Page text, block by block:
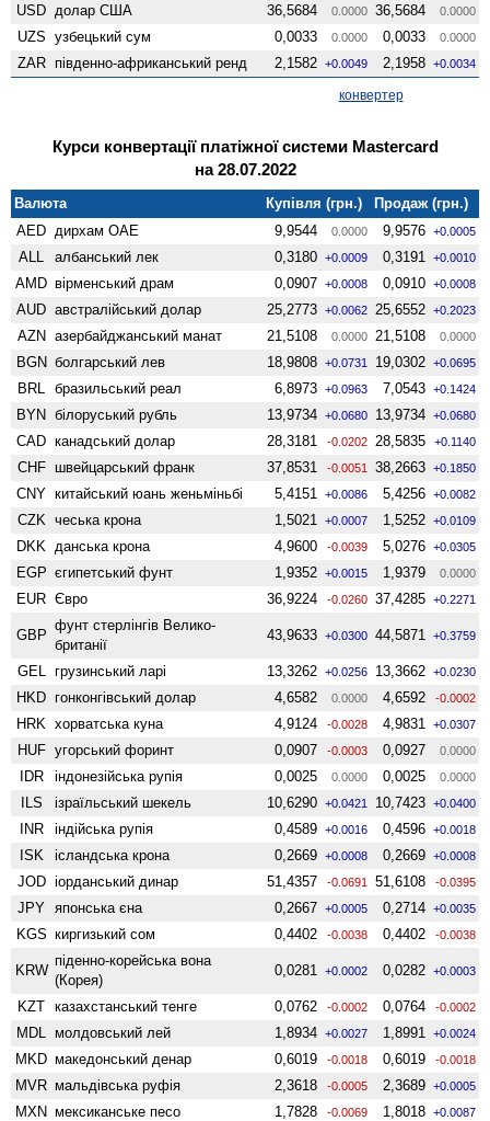
USD долар США 36,5684 0.0000 36,5684 0.0000
UZS узбецький сум 0,0033 0.0000 0,0033 0.0000
ZAR південно-африканський ренд 2,1582 +0.0049 2,1958 +0.0034
конвертер
Курси конвертації платіжної системи Mastercard
на 28.07.2022
Валюта Купівля (грн.)
Продаж (грн.)
AED дирхам ОАЕ 9,9544 0.0000 9,9576 +0.0005
ALL албанський лек 0,3180 +0.0009 0,3191 +0.0010
AMD вiрменський драм 0,0907 +0.0008 0,0910 +0.0008
AUD австралійський долар 25,2773 +0.0062 25,6552 +0.2023
AZN азербайджанський манат 21,5108 0.0000 21,5108 0.0000
BGN болгарський лев 18,9808 +0.0731 19,0302 +0.0695
BRL бразильський реал 6,8973 +0.0963 7,0543 +0.1424
BYN білоруський рубль 13,9734 +0.0680 13,9734 +0.0680
CAD канадський долар 28,3181 -0.0202 28,5835 +0.1140
CHF швейцарський франк 37,8531 -0.0051 38,2663 +0.1850
CNY китайський юань женьмiньбi 5,4151 +0.0086 5,4256 +0.0082
CZK чеська крона 1,5021 +0.0007 1,5252 +0.0109
DKK данська крона 4,9600 -0.0039 5,0276 +0.0305
EGP єгипетський фунт 1,9352 +0.0015 1,9379 0.0000
EUR Євро 36,9224 -0.0260 37,4285 +0.2271
GBP
фунт стерлінгів Велико­
британії
43,9633 +0.0300 44,5871 +0.3759
GEL грузинський ларі 13,3262 +0.0256 13,3662 +0.0230
HKD гонконгівський долар 4,6582 0.0000 4,6592 -0.0002
HRK хорватська куна 4,9124 -0.0028 4,9831 +0.0307
HUF угорський форинт 0,0907 -0.0003 0,0927 0.0000
IDR індонезійська рупія 0,0025 0.0000 0,0025 0.0000
ILS ізраїльський шекель 10,6290 +0.0421 10,7423 +0.0400
INR індійська рупія 0,4589 +0.0016 0,4596 +0.0018
ISK ісландська крона 0,2669 +0.0008 0,2669 +0.0008
JOD іорданський динар 51,4357 -0.0691 51,6108 -0.0395
JPY японська єна 0,2667 +0.0005 0,2714 +0.0035
KGS киргизький сом 0,4402 -0.0038 0,4402 -0.0038
KRW
піденно-корейська вона
(Корея)
0,0281 +0.0002 0,0282 +0.0003
KZT казахстанський тенге 0,0762 -0.0002 0,0764 -0.0002
MDL молдовський лей 1,8934 +0.0027 1,8991 +0.0024
MKD македонський денар 0,6019 -0.0018 0,6019 -0.0018
MVR мальдівська руфія 2,3618 -0.0005 2,3689 +0.0005
MXN мексиканське песо 1,7828 -0.0069 1,8018 +0.0087